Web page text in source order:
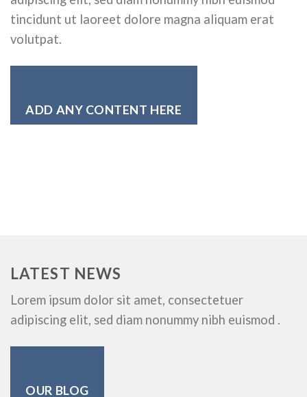
tincidunt ut laoreet dolore magna aliquam erat
volutpat.
ADD ANY CONTENT HERE
LATEST NEWS
Lorem ipsum dolor sit amet, consectetuer
adipiscing elit, sed diam nonummy nibh euismod .
OUR BLOG